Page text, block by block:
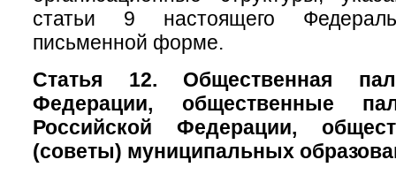
статьи 9 настоящего
письменной форме.
Статья 12. Общественная
Федерации, общественные
Российской Федерации,
(советы) муниципальных